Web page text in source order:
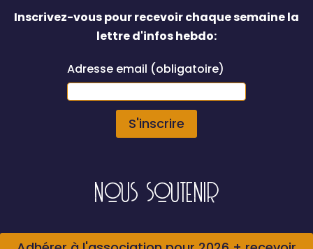
Inscrivez-vous pour recevoir chaque semaine la
lettre d'infos hebdo:
Adresse email (obligatoire)
NOUS SOUTENIR